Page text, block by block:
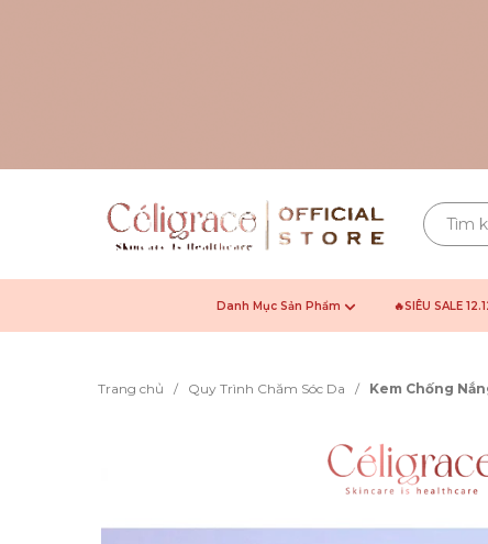
Danh Mục Sản Phẩm 🔥SIÊU SALE
Trang chủ / Quy Trình Chăm Sóc Da / Kem Chống